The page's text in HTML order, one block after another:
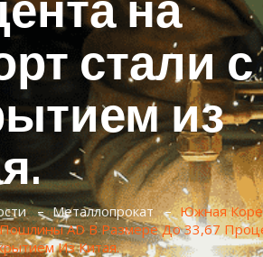
стали с
из
–Металлопрокат–Южная
AD В Размере До 33,67
Из Китая.